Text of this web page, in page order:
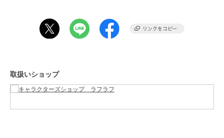
ショップ
キャラクターズショップ ラフラ
フ
すべての財布・パスケース
メンズ
取扱いショップ